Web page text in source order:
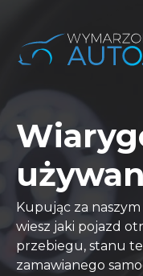
Kupując za
wiesz jaki pojazd
przebiegu, stanu
zamawianego
Auta
Sprowadzimy
W najlepszej
zdecydowany –
Nie chcesz tracić
angażować
Twoje życzenie my